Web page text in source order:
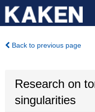
Back to previous page
Research on
singularities